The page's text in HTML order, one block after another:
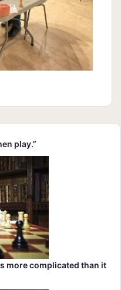
play.”
more complicated than it